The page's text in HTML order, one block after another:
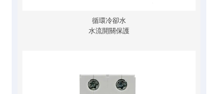
循環冷卻水
水流開關保護